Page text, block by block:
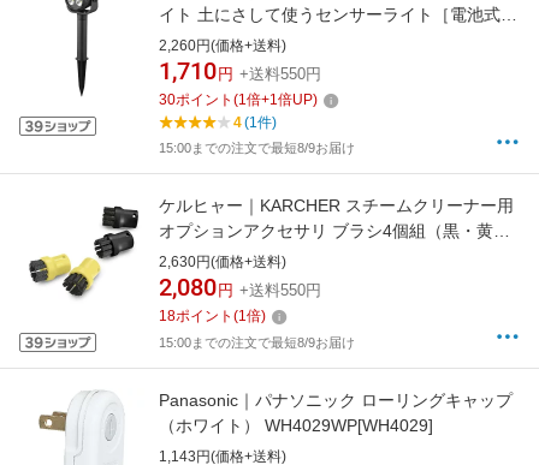
イト 土にさして使うセンサーライト［電池式/
昼白色］ LS-B300GS-2 [白色 /乾電池式]
2,260円(価格+送料)
1,710 円 +送料550円
30ポイント (1倍+1倍UP)
4(1件)
15:00までの注文で最短8/9お届け
ケルヒャー｜KARCHER スチームクリーナー用
オプションアクセサリ ブラシ4個組（黒・黄
色） 2.863-282.0
2,630円(価格+送料)
2,080 円 +送料550円
18ポイント (1倍)
15:00までの注文で最短8/9お届け
Panasonic｜パナソニック ローリングキャップ
（ホワイト） WH4029WP[WH4029]
1,143円(価格+送料)